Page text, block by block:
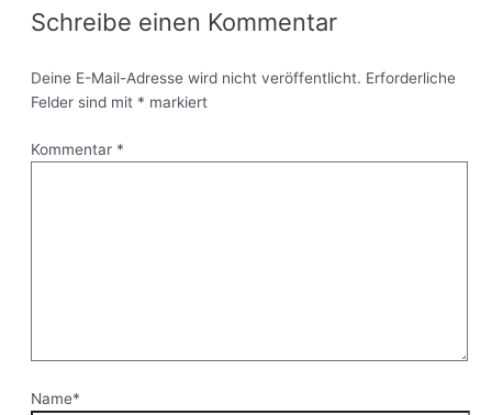
Schreibe einen Kommentar
Deine E-Mail-Adresse wird nicht veröffentlicht. Erforderliche
Felder sind mit * markiert
Kommentar *
Name*